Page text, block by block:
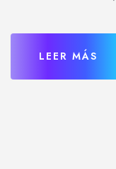
LEER MÁS